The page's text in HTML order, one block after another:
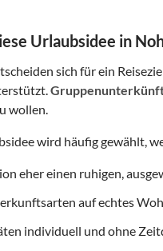
Urlaubsidee in
sich für ein
wollen.
wird häufig gewählt,
eher einen ruhigen,
auf echtes
individuell und ohne